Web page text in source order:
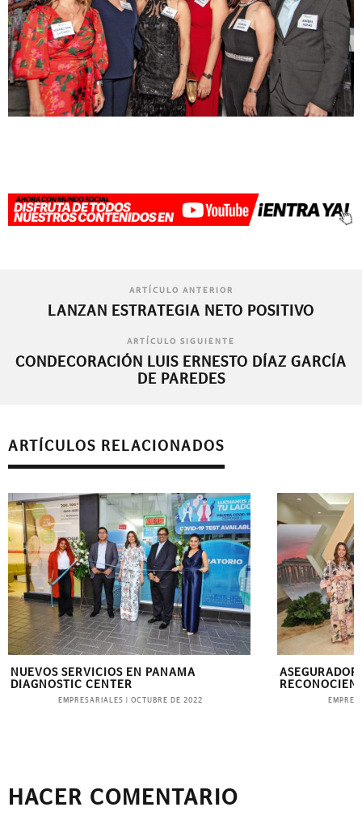
ARTÍCULO ANTERIOR
LANZAN ESTRATEGIA NETO POSITIVO
ARTÍCULO SIGUIENTE
CONDECORACIÓN LUIS ERNESTO DÍAZ GARCÍA
DE PAREDES
ARTÍCULOS RELACIONADOS
NUEVOS SERVICIOS EN PANAMA
DIAGNOSTIC CENTER
EMPRESARIALES OCTUBRE DE 2022
HACER COMENTARIO